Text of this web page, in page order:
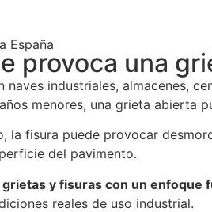
España
provoca una
naves industriales, almacenes,
menores, una grieta abierta
la fisura puede provocar
del pavimento.
grietas y fisuras con un enfoque
reales de uso industrial.